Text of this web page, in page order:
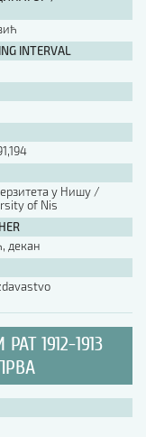
INTERVAL
у Нишу /
of Nis
декан
1912-1913